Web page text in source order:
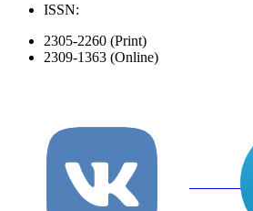
ISSN:
2305-2260 (Print)
2309-1363 (Online)
вКонтакте